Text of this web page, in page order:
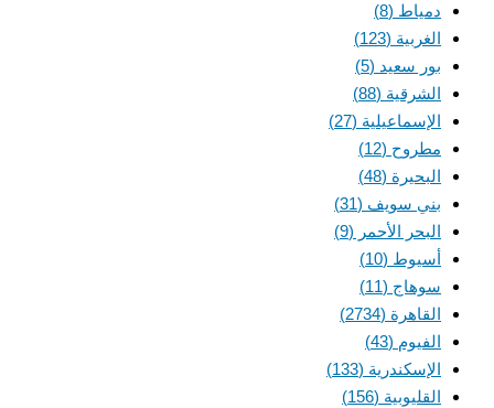
دمياط (8)
الغربية (123)
بور سعيد (5)
الشرقية (88)
الإسماعيلية (27)
مطروح (12)
البحيرة (48)
بني سويف (31)
البحر الأحمر (9)
أسيوط (10)
سوهاج (11)
القاهرة (2734)
الفيوم (43)
الإسكندرية (133)
القليوبية (156)